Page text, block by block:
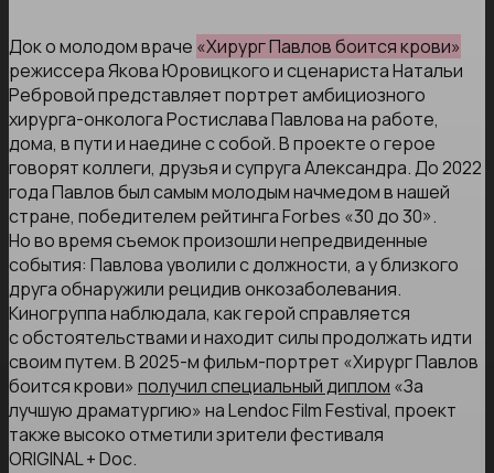
Док о молодом враче «Хирург Павлов боится крови»
режиссера Якова Юровицкого и сценариста Натальи
Ребровой представляет портрет амбициозного
хирурга-онколога Ростислава Павлова на работе,
дома, в пути и наедине с собой. В проекте о герое
говорят коллеги, друзья и супруга Александра. До 2022
года Павлов был самым молодым начмедом в нашей
стране, победителем рейтинга Forbes «30 до 30».
Но во время съемок произошли непредвиденные
события: Павлова уволили с должности, а у близкого
друга обнаружили рецидив онкозаболевания.
Киногруппа наблюдала, как герой справляется
с обстоятельствами и находит силы продолжать идти
своим путем. В 2025-м фильм-портрет «Хирург Павлов
боится крови» получил специальный диплом «За
лучшую драматургию» на Lendoc Film Festival, проект
также высоко отметили зрители фестиваля
ORIGINAL + Doc.